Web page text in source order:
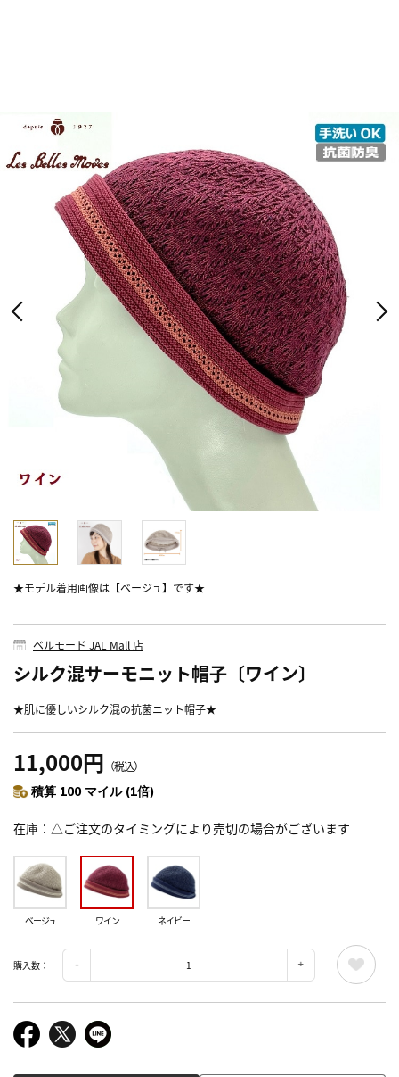
★モデル着用画像は【ベージュ】です★
ベルモード JAL Mall 店
シルク混サーモニット帽子〔ワイン〕
★肌に優しいシルク混の抗菌ニット帽子★
11,000円 （税込）
積算 100 マイル (1倍)
在庫 △ご注文のタイミングにより売切の場合がございます
ベージュ ワイン ネイビー
購入数：